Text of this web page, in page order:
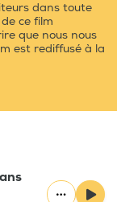
dans toute
ce film
que nous nous
est rediffusé à la